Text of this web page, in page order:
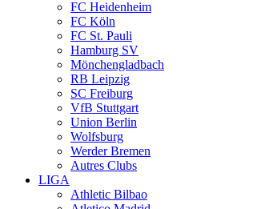
FC Heidenheim
FC Köln
FC St. Pauli
Hamburg SV
Mönchengladbach
RB Leipzig
SC Freiburg
VfB Stuttgart
Union Berlin
Wolfsburg
Werder Bremen
Autres Clubs
LIGA
Athletic Bilbao